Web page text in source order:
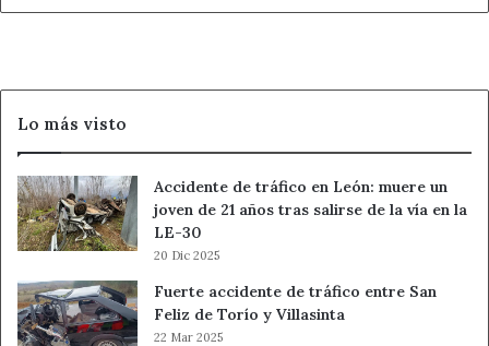
Lo más visto
Accidente de tráfico en León: muere un
joven de 21 años tras salirse de la vía en la
LE-30
20 Dic 2025
Fuerte accidente de tráfico entre San
Feliz de Torío y Villasinta
22 Mar 2025